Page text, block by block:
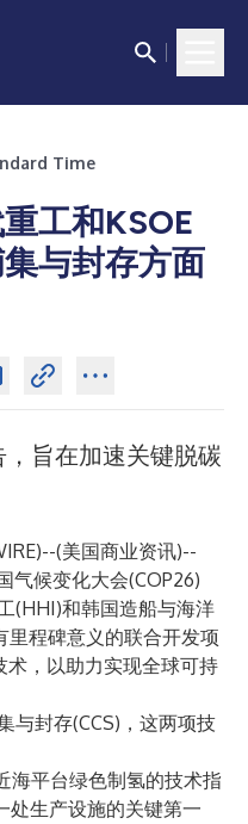
Time
工和KSOE
与封存方面
旨在加速关键脱碳
)--(美国商业资讯)--
气候变化大会(COP26)
(HHI)和韩国造船与海洋
里程碑意义的联合开发项
术，以助力实现全球可持
与封存(CCS)，这两项技
海平台绿色制氢的技术指
处生产设施的关键第一